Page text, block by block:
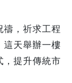
禱，祈求工程
這天舉辦一樓
，提升傳統市